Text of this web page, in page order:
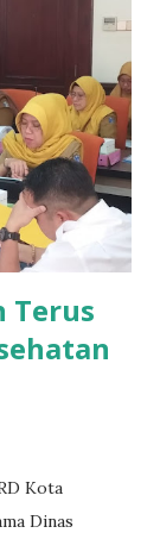
hubungan
dalam
sosialisasi
era digital
terjadi.
mungkin
Terus
Kota
Dinas